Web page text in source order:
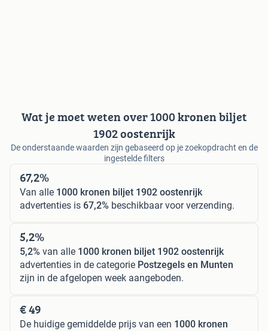
Wat je moet weten over 1000 kronen biljet
1902 oostenrijk
De onderstaande waarden zijn gebaseerd op je zoekopdracht en de
ingestelde filters
67,2%
Van alle 1000 kronen biljet 1902 oostenrijk
advertenties is 67,2% beschikbaar voor verzending.
5,2%
5,2% van alle 1000 kronen biljet 1902 oostenrijk
advertenties in de categorie Postzegels en Munten
zijn in de afgelopen week aangeboden.
€ 49
De huidige gemiddelde prijs van een 1000 kronen